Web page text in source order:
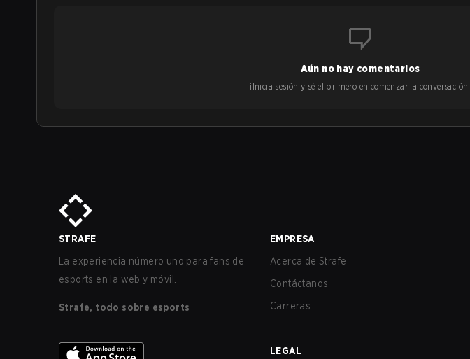
Aún no hay comentarios
¡Inicia sesión y sé el primero en comenzar la conversación!
STRAFE
La experiencia número uno para fans de
esports en la web y móvil.
Strafe, todo sobre esports
EMPRESA
Acerca de Strafe
Contáctanos
Carreras
LEGAL